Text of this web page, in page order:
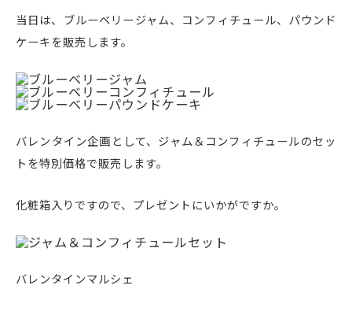
当日は、ブルーベリージャム、コンフィチュール、パウンド
ケーキを販売します。
バレンタイン企画として、ジャム＆コンフィチュールのセッ
トを特別価格で販売します。
化粧箱入りですので、プレゼントにいかがですか。
バレンタインマルシェ